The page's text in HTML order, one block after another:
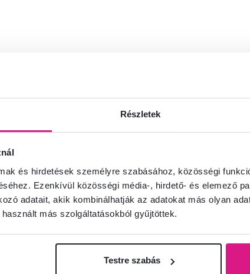
Részletek
és hirdetések személyre szabásához, közösségi
Ezenkívül közösségi média-, hirdető- és elemező
adatait, akik kombinálhatják az adatokat más olyan
más szolgáltatásokból gyűjtöttek.
Testre szabás
információkat?
örömmel adunk tanácsot
Beszélgetés indítása